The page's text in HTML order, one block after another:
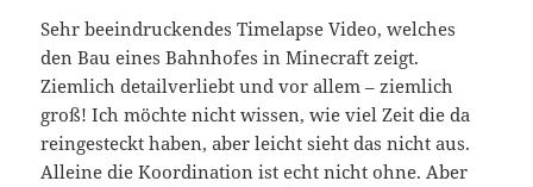
Sehr beeindruckendes Timelapse Video, welches
den Bau eines Bahnhofes in Minecraft zeigt.
Ziemlich detailverliebt und vor allem – ziemlich
groß! Ich möchte nicht wissen, wie viel Zeit die da
reingesteckt haben, aber leicht sieht das nicht aus.
Alleine die Koordination ist echt nicht ohne. Aber